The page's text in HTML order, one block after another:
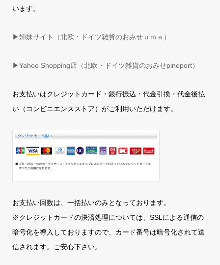
います。
▶姉妹サイト（北欧・ドイツ雑貨のおみせｕｍａ）
▶Yahoo Shopping店（北欧・ドイツ雑貨のおみせpineport）
お支払いはクレジットカード・銀行振込・代金引換・代金後払
い（コンビニエンスストア）がご利用いただけます。
お支払い回数は、一括払いのみとなっております。
※クレジットカードの決済処理については、SSLによる通信の
暗号化を導入しておりますので、カード番号は暗号化されて送
信されます。ご安心下さい。